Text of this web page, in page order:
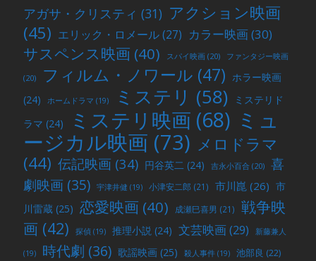
アガサ・クリスティ (31) アクション映画
(45) エリック・ロメール(27) カラー映画(30)
サスペンス映画 (40) スパイ映画 (20) ファンタジー映画
(20) フィルム・ノワール (47) ホラー映画
(24)
ホームドラマ (19) ミステリ (58)
ミステリド
ラマ (24) ミステリ映画 (68) ミュ
ージカル映画 (73) メロドラマ
(44) 伝記映画 (34) 円谷英二 (24) 吉永小百合 (20)
喜
劇映画 (35) 宇津井健 (19) 小津安二郎 (21) 市川崑 (26) 市
川雷蔵 (25) 恋愛映画 (40) 成瀬巳喜男 (21)
戦争映
画 (42) 探偵 (19) 推理小説 (24) 文芸映画(29) 新藤兼人
(19) 時代劇 (36) 歌謡映画 (25) 殺人事件 (19) 池部良 (22)